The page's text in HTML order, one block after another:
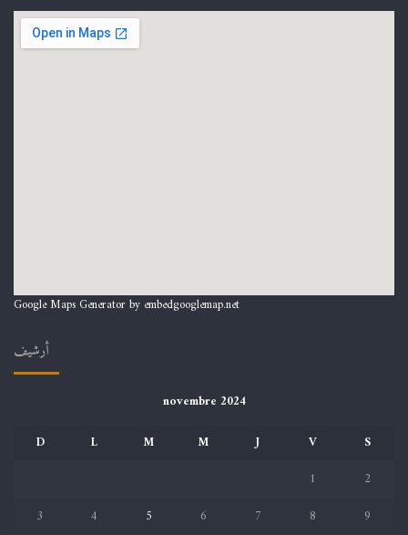
Google Maps Generator by embedgooglemap.net
أرشيف
novembre 2024
D
L M M J V
S
1
2
3
4 5 6 7 8
9